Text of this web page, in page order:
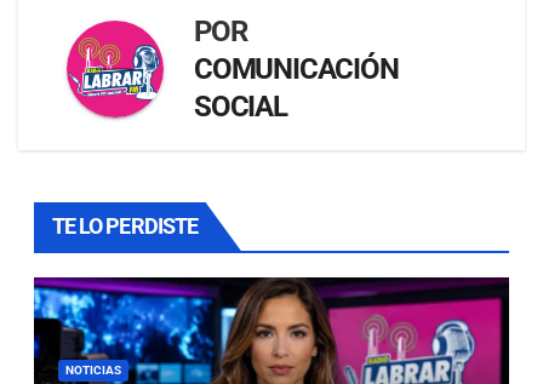
POR
COMUNICACIÓN
SOCIAL
TE LO PERDISTE
NOTICIAS